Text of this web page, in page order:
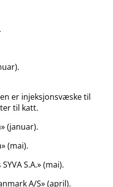
er injeksjonsvæske til
til katt.
(januar).
(mai).
S.A.» (mai).
A​/​S» (april).